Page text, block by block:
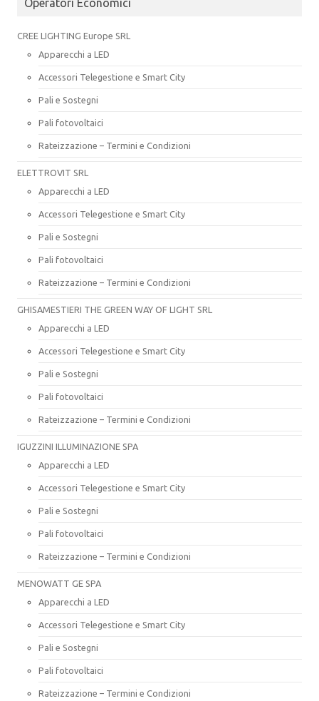
Operatori Economici
CREE LIGHTING Europe SRL
Apparecchi a LED
Accessori Telegestione e Smart City
Pali e Sostegni
Pali fotovoltaici
Rateizzazione – Termini e Condizioni
ELETTROVIT SRL
Apparecchi a LED
Accessori Telegestione e Smart City
Pali e Sostegni
Pali fotovoltaici
Rateizzazione – Termini e Condizioni
GHISAMESTIERI THE GREEN WAY OF LIGHT SRL
Apparecchi a LED
Accessori Telegestione e Smart City
Pali e Sostegni
Pali fotovoltaici
Rateizzazione – Termini e Condizioni
IGUZZINI ILLUMINAZIONE SPA
Apparecchi a LED
Accessori Telegestione e Smart City
Pali e Sostegni
Pali fotovoltaici
Rateizzazione – Termini e Condizioni
MENOWATT GE SPA
Apparecchi a LED
Accessori Telegestione e Smart City
Pali e Sostegni
Pali fotovoltaici
Rateizzazione – Termini e Condizioni